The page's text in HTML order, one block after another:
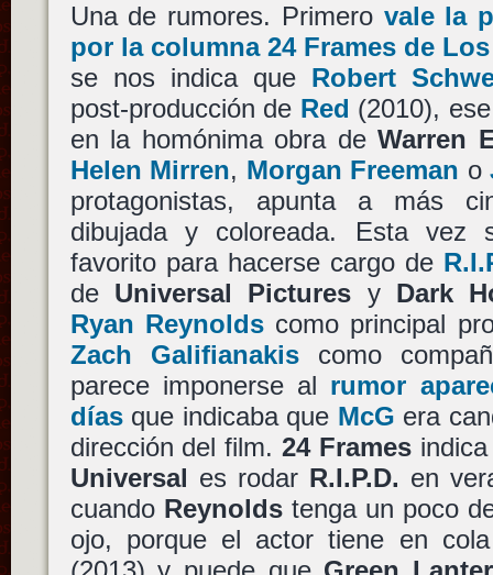
Una de rumores. Primero vale la
por la columna 24 Frames de
se nos indica que Robert
post-producción de Red (2010),
en la homónima obra deWarren
Helen Mirren, Morgan Freeman o
protagonistas, apunta a más
dibujada y coloreada. Esta
favorito para hacerse cargo de
de Universal Pictures y Dark
Ryan Reynoldscomo principal
Zach Galifianakiscomo
parece imponerse al rumor
díasque indicaba que McG era
dirección del film. 24 Framesindica
Universal es rodar R.I.P.D. en
cuando Reynoldstenga un poco
ojo, porque el actor tiene en